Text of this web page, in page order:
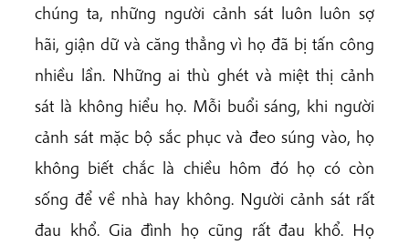
chúng ta, những người cảnh sát luôn luôn sợ
hãi, giận dữ và căng thẳng vì họ đã bị tấn công
nhiều lần. Những ai thù ghét và miệt thị cảnh
sát là không hiểu họ. Mỗi buổi sáng, khi người
cảnh sát mặc bộ sắc phục và đeo súng vào, họ
không biết chắc là chiều hôm đó họ có còn
sống để về nhà hay không. Người cảnh sát rất
đau khổ. Gia đình họ cũng rất đau khổ. Họ